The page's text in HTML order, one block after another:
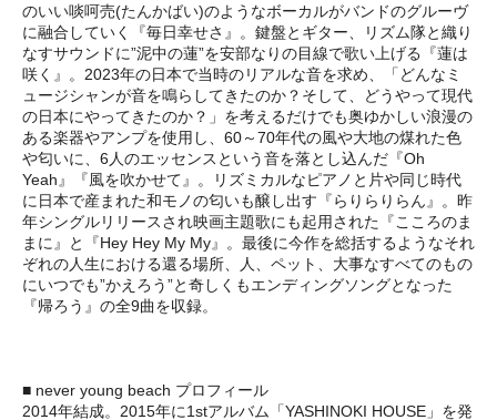
のいい啖呵売(たんかばい)のようなボーカルがバンドのグルーヴ
に融合していく『毎日幸せさ』。鍵盤とギター、リズム隊と織り
なすサウンドに”泥中の蓮”を安部なりの目線で歌い上げる『蓮は
咲く』。2023年の日本で当時のリアルな音を求め、「どんなミ
ュージシャンが音を鳴らしてきたのか？そして、どうやって現代
の日本にやってきたのか？」を考えるだけでも奥ゆかしい浪漫の
ある楽器やアンプを使用し、60～70年代の風や大地の煤れた色
や匂いに、6人のエッセンスという音を落とし込んだ『Oh
Yeah』『風を吹かせて』。リズミカルなピアノと片や同じ時代
に日本で産まれた和モノの匂いも醸し出す『らりらりらん』。昨
年シングルリリースされ映画主題歌にも起用された『こころのま
まに』と『Hey Hey My My』。最後に今作を総括するようなそれ
ぞれの人生における還る場所、人、ペット、大事なすべてのもの
にいつでも”かえろう”と奇しくもエンディングソングとなった
『帰ろう』の全9曲を収録。
■ never young beach プロフィール
2014年結成。2015年に1stアルバム「YASHINOKI HOUSE」を発